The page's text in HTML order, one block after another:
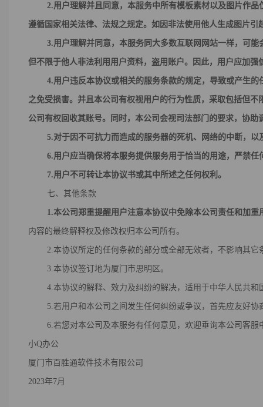
2.用户理解并且同意，本服务中所有模板素材以及 图片作品
遵循国家相关法律、法规之规定。如因非法使用他人生成图片引
3.用户理解并同意， 本服务 同大多数互联网网站一样，可
但不限于他人非法利用用户资料，盗用账户。因此，用户应加
4.用户违反本协议或相关的服务条款的规定，导致或产生
之免受损害。并且本公司有权视用户的行为性质，采取包括但
公司有权回收其账号。同时，本公司会视司法部门的要求，协助
5.对于因不可抗力而造成的服务器的死机、网络的中断，
6.用户应当确保将本服务提供服务用于恰当的用途，严禁
7.用户不可转让本协议书或其中所述之任何权利。
七、其他条款
1.本公司郑重提醒用户注意本协议中免除本公司责任和加
内容的最终解释权及修改权归本公司所有。
2.本协议所定的任何条款的部分或全部无效者，不影响其它
3.本协议签订地为厦门市思明区。
4.本协议的解释、效力及纠纷的解决，适用于中华人民共和
5.若用户和本公司之间发生任何纠纷或争议，首先应友好协
6.若您对本公司及本服务有任何意见，欢迎垂询本公司客服
小Q办公
厦门市百胜通软件技术有限公司
2023年7月